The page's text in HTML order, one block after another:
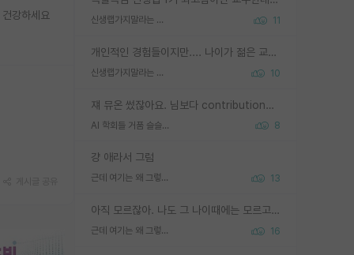
신생랩가지말라는 이유가 있었구나 11
개인적인 경험들이지만.... 나이가 젊은 교수일수록 꼰대라는 가면을 쓴 채로 무례함을 행동하는 경우가 거의 90% 정도였음. 나이가 어린데 다른 또래들과 달리 명예, 권력, 재력까지 얻었으니 세상 다 가진 기분이겠지. 오히러 나이 든 교수들이 행동과 말을 더 조심하시더라.
신생랩가지말라는 이유가 있었구나 10
쟤 뮤온 썼잖아요. 님보다 contribution많음
AI 학회들 거품 슬슬 지적이 나오네요 8
걍 애라서 그럼
근데 여기는 왜 그렇게 SPK를 물어보는거임? 13
아직 모르잖아. 나도 그 나이때에는 모르고 평가 받고 안심하고 싶었어.
근데 여기는 왜 그렇게 SPK를 물어보는거임? 16
강하세요